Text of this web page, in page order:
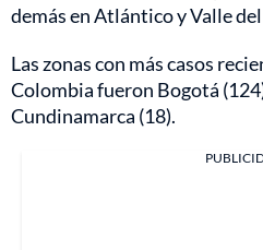
demás en Atlántico y Valle del
Las zonas con más casos
Colombia fueron Bogotá
Cundinamarca (18).